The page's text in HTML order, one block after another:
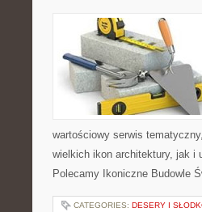
wartościowy serwis
wielkich ikon architektury, jak i
Polecamy Ikoniczne Budowle
CATEGORIES: DESERY I